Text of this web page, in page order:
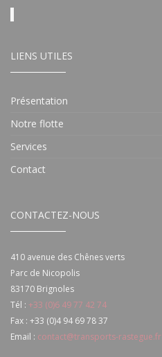
LIENS UTILES
Présentation
Notre flotte
Services
Contact
CONTACTEZ-NOUS
410 avenue des Chênes verts
Parc de Nicopolis
83170 Brignoles
Tél : +33 (0)6 49 77 42 74
Fax : +33 (0)4 94 69 78 37
Email : contact@transports-rastegue.fr